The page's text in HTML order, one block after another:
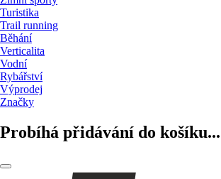
Turistika
Trail running
Běhání
Verticalita
Vodní
Rybářství
Výprodej
Značky
Probíhá přidávání do košíku...